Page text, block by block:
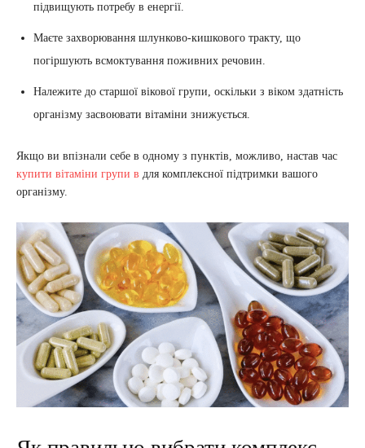
підвищують потребу в енергії.
Маєте захворювання шлунково-кишкового тракту, що
погіршують всмоктування поживних речовин.
Належите до старшої вікової групи, оскільки з віком здатність
організму засвоювати вітаміни знижується.
Якщо ви впізнали себе в одному з пунктів, можливо, настав час
купити вітаміни групи в для комплексної підтримки вашого
організму.